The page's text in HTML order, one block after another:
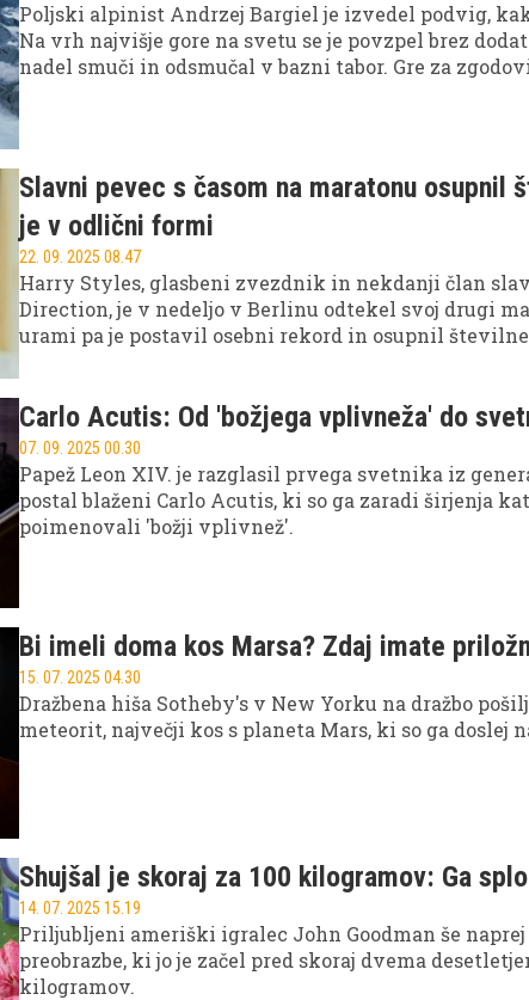
Poljski alpinist Andrzej Bargiel je izvedel podvig,
Na vrh najvišje gore na svetu se je povzpel brez
nadel smuči in odsmučal v bazni tabor. Gre za
Slavni pevec s časom na maratonu osupnil
je v odlični formi
22. 09. 2025 08.47
Harry Styles, glasbeni zvezdnik in nekdanji član
Direction, je v nedeljo v Berlinu odtekel svoj drugi
urami pa je postavil osebni rekord in osupnil
Carlo Acutis: Od 'božjega vplivneža' do
07. 09. 2025 00.30
Papež Leon XIV. je razglasil prvega svetnika iz
postal blaženi Carlo Acutis, ki so ga zaradi širjenja
poimenovali 'božji vplivnež'.
Bi imeli doma kos Marsa? Zdaj imate
15. 07. 2025 04.30
Dražbena hiša Sotheby's v New Yorku na dražbo
meteorit, največji kos s planeta Mars, ki so ga doslej
Shujšal je skoraj za 100 kilogramov: Ga
14. 07. 2025 15.19
Priljubljeni ameriški igralec John Goodman še
preobrazbe, ki jo je začel pred skoraj dvema
kilogramov.